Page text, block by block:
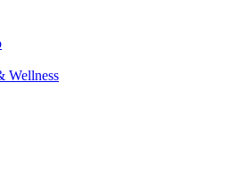
Wellness